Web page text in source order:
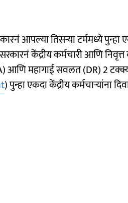
आपल्या तिसर्‍या टर्ममध्ये
केंद्रीय कर्मचारी आणि निवृत्त
आणि महागाई सवलत (DR) 2
) पुन्हा एकदा केंद्रीय कर्मचाऱ्यांना